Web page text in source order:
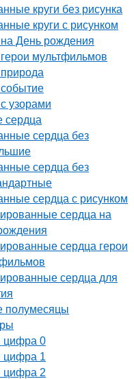
круги без рисунка
круги с рисунком
на День рождения
герои мультфильмов
природа
событие
с узорами
сердца
сердца без
сердца без
сердца с рисунком
сердца на
сердца герои
сердца для
полумесяцы
цифра 0
цифра 1
цифра 2